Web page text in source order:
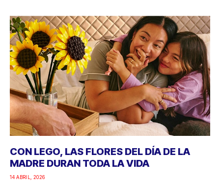
CON LEGO, LAS FLORES DEL DÍA DE LA
MADRE DURAN TODA LA VIDA
14 ABRIL, 2026